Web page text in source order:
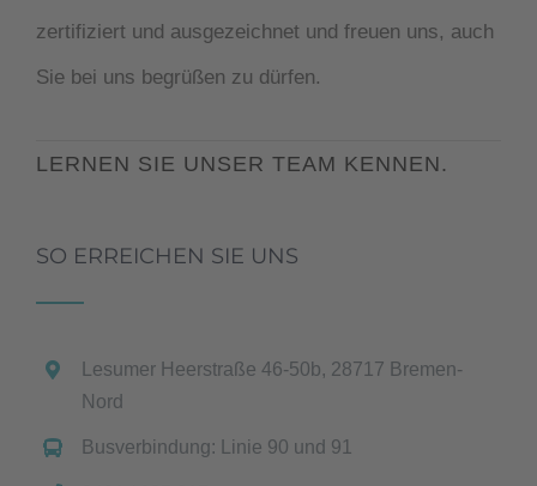
zertifiziert und ausgezeichnet und freuen uns, auch
Sie bei uns begrüßen zu dürfen.
LERNEN SIE UNSER TEAM KENNEN.
SO ERREICHEN SIE UNS
Lesumer Heerstraße 46-50b, 28717 Bremen-
Nord
Busverbindung: Linie 90 und 91